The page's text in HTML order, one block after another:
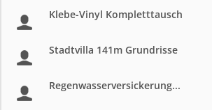
Klebe-Vinyl Kompletttausch
Stadtvilla 141m Grundrisse
Regenwasserversickerung...